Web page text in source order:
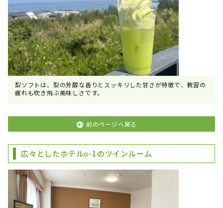
梨ソフトは、梨の芳醇な香りとスッキリした甘さが特徴で、教習の
疲れも吹き飛ぶ美味しさです。
前のページへ戻る
広々としたホテルα-1のツインルーム